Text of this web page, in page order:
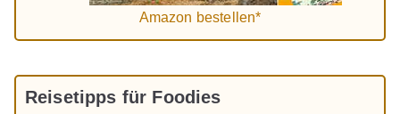
Amazon bestellen*
Reisetipps für Foodies